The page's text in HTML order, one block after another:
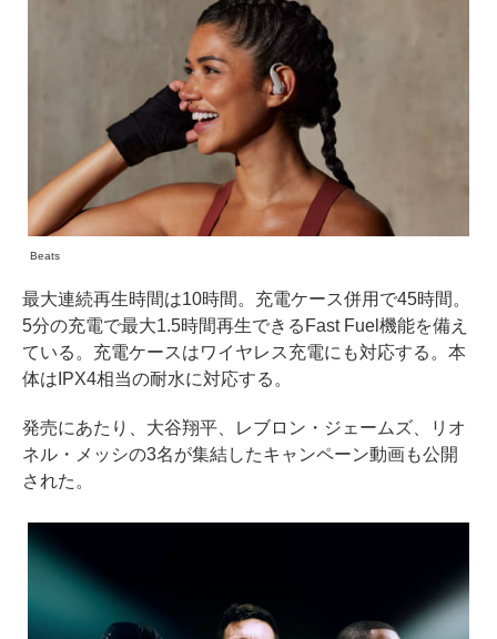
Beats
最大連続再生時間は10時間。充電ケース併用で45時間。
5分の充電で最大1.5時間再生できるFast Fuel機能を備え
ている。充電ケースはワイヤレス充電にも対応する。本
体はIPX4相当の耐水に対応する。
発売にあたり、大谷翔平、レブロン・ジェームズ、リオ
ネル・メッシの3名が集結したキャンペーン動画も公開
された。